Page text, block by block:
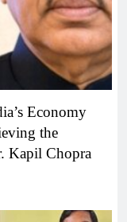
Economy
the
Kapil Chopra